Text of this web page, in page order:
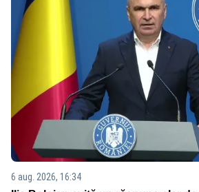
6 aug. 2026, 16:34